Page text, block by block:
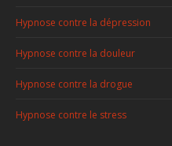
Hypnose contre la dépression
Hypnose contre la douleur
Hypnose contre la drogue
Hypnose contre le stress